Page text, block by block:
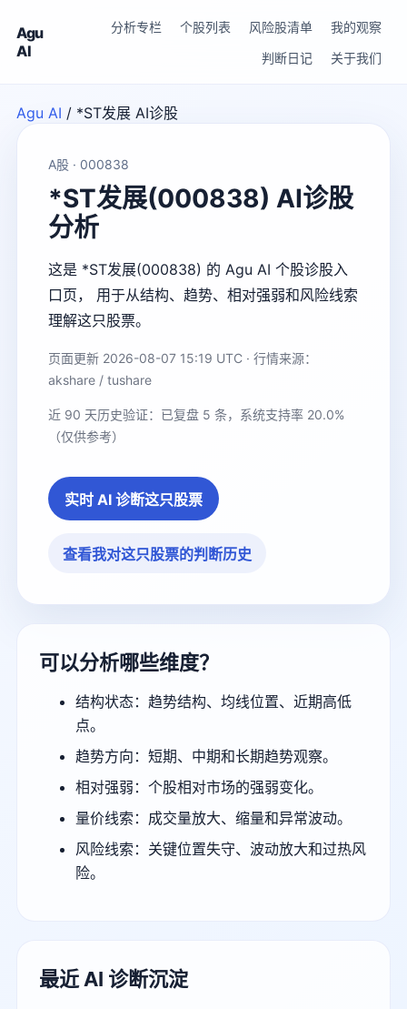
Agu
AI
分析专栏 个股列表 风险股清单
我的观察
判断日记
关于我们
Agu AI / *ST发展 AI诊股
A股 · 000838
*ST发展(000838) AI诊股
分析
这是 *ST发展(000838) 的 Agu AI 个股诊股入
口页， 用于从结构、趋势、相对强弱和风险线索
理解这只股票。
页面更新 2026-08-07 15:19 UTC · 行情来源：
akshare / tushare
近 90 天历史验证：已复盘 5 条，系统支持率 20.0%
（仅供参考）
实时 AI 诊断这只股票
查看我对这只股票的判断历史
可以分析哪些维度？
结构状态：趋势结构、均线位置、近期高低
点。
趋势方向：短期、中期和长期趋势观察。
相对强弱：个股相对市场的强弱变化。
量价线索：成交量放大、缩量和异常波动。
风险线索：关键位置失守、波动放大和过热风
险。
最近 AI 诊断沉淀